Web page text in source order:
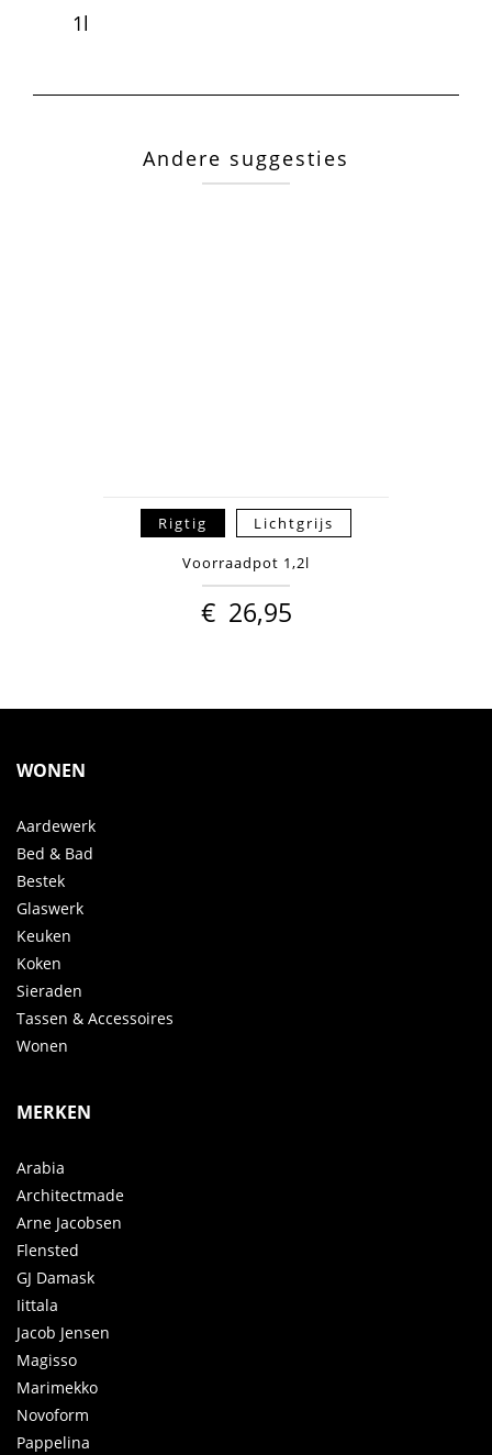
1l
Andere suggesties
Rigtig Lichtgrijs
Voorraadpot 1,2l
€ 26,95
WONEN
Aardewerk
Bed & Bad
Bestek
Glaswerk
Keuken
Koken
Sieraden
Tassen & Accessoires
Wonen
MERKEN
Arabia
Architectmade
Arne Jacobsen
Flensted
GJ Damask
Iittala
Jacob Jensen
Magisso
Marimekko
Novoform
Pappelina